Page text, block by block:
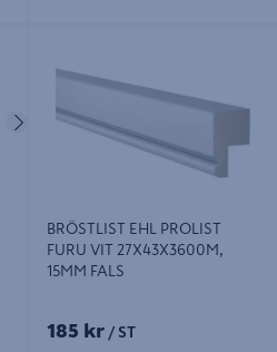
Nästa
BRÖSTLIST EHL PROLIST
FURU VIT 27X43X3600M,
15MM FALS
185 kr / ST